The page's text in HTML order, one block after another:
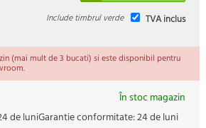
TVA inclus
Include timbrul verde
(mai mult de 3 bucati) si este disponibil pentru
În stoc magazin
de luniGarantie conformitate:24 de luni